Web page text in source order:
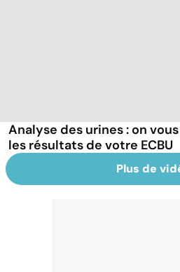
Analyse des urines : on
les résultats de votre ECBU
Plus de